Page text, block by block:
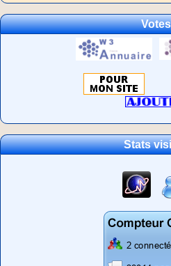
Votes